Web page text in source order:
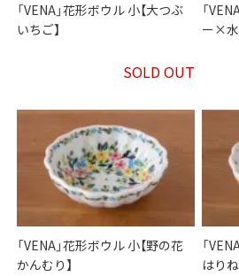
「VENA」花形ボウル 小【大つぶ
いちご】
SOLD OUT
「
ー×水
「VENA」花形ボウル 小【野の花
かんむり】
「
はり